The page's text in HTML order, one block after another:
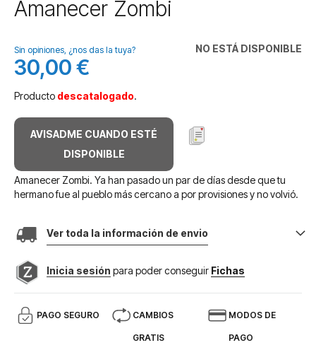
al
de
la
galería
imágenes
Amanecer Zombi
NO ESTÁ DISPONIBLE
Sin opiniones, ¿nos das la tuya?
30,00 €
Producto descatalogado.
AVISADME CUANDO ESTÉ
DISPONIBLE
Amanecer Zombi. Ya han pasado un par de días desde que tu
hermano fue al pueblo más cercano a por provisiones y no volvió.
Ver toda la información de envio
Inicia sesión para poder conseguir Fichas
PAGO SEGURO CAMBIOS
GRATIS
MODOS DE
PAGO